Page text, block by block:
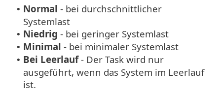
• Normal - bei durchschnittlicher
Systemlast
• Niedrig - bei geringer Systemlast
• Minimal - bei minimaler Systemlast
• Bei Leerlauf- Der Task wird nur
ausgeführt, wenn das System im Leerlauf
ist.